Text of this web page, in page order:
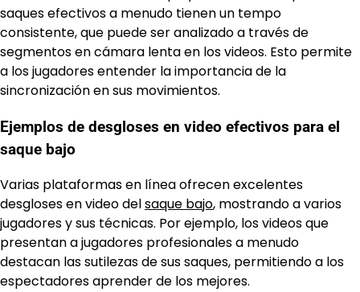
saques efectivos a menudo tienen un tempo
consistente, que puede ser analizado a través de
segmentos en cámara lenta en los videos. Esto permite
a los jugadores entender la importancia de la
sincronización en sus movimientos.
Ejemplos de desgloses en video efectivos para el
saque bajo
Varias plataformas en línea ofrecen excelentes
desgloses en video delsaque bajo, mostrando a varios
jugadores y sus técnicas. Por ejemplo, los videos que
presentan a jugadores profesionales a menudo
destacan las sutilezas de sus saques, permitiendo a los
espectadores aprender de los mejores.